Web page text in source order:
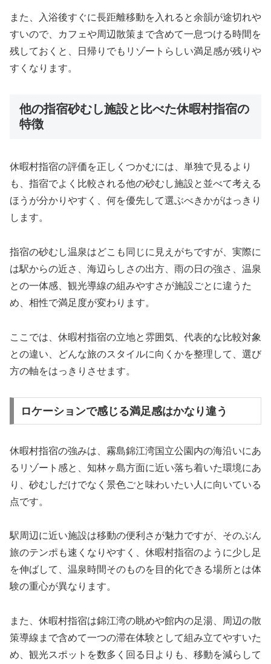
また、入浴後すぐに長距離移動を入れると余韻が途切れや
すいので、カフェや周辺散策まで含めて一息つける時間を
残しておくと、日帰りでもリゾートらしい満足感が残りや
すくなります。
他の指宿砂むし施設と比べた休暇村指宿の
特徴
休暇村指宿の評価を正しくつかむには、単独で見るより
も、指宿でよく比較される他の砂むし施設と並べて考える
ほうが分かりやすく、何を優先して選ぶべきかがはっきり
します。
指宿の砂むし温泉はどこも同じに見えがちですが、実際に
は駅からの近さ、海辺らしさの出方、雨の日の強さ、温泉
との一体感、観光導線の組みやすさが施設ごとに違うた
め、相性で満足度が変わります。
ここでは、休暇村指宿の立地と雰囲気、代表的な比較対象
との違い、どんな旅のスタイルに向くかを整理して、選び
方の軸をはっきりさせます。
ロケーションで感じる満足感はかなり違う
休暇村指宿の強みは、霧島錦江湾国立公園内の海沿いにあ
るリゾート感と、知林ヶ島方面に近い落ち着いた環境にあ
り、砂むしだけでなく景色ごと味わいたい人に向いている
点です。
駅周辺に近い施設は移動の便利さが魅力ですが、そのぶん
旅のテンポも速くなりやすく、休暇村指宿のように少し足
を伸ばして、温泉時間そのものを目的化できる場所とは体
験の重心が異なります。
また、休暇村指宿は錦江湾の眺めや館内の足湯、周辺の散
策導線まで含めて一つの滞在体験として組み立てやすいた
め、観光スポットを数多く回る日よりも、移動を減らして